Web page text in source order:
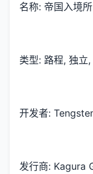
名称: 帝国入境所
类型: 路程, 独立
开发者:
发行商: Kagura